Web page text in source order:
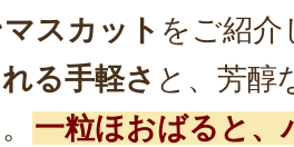
スカット をご紹介
る手軽さ と、芳醇
一粒ほおばると、